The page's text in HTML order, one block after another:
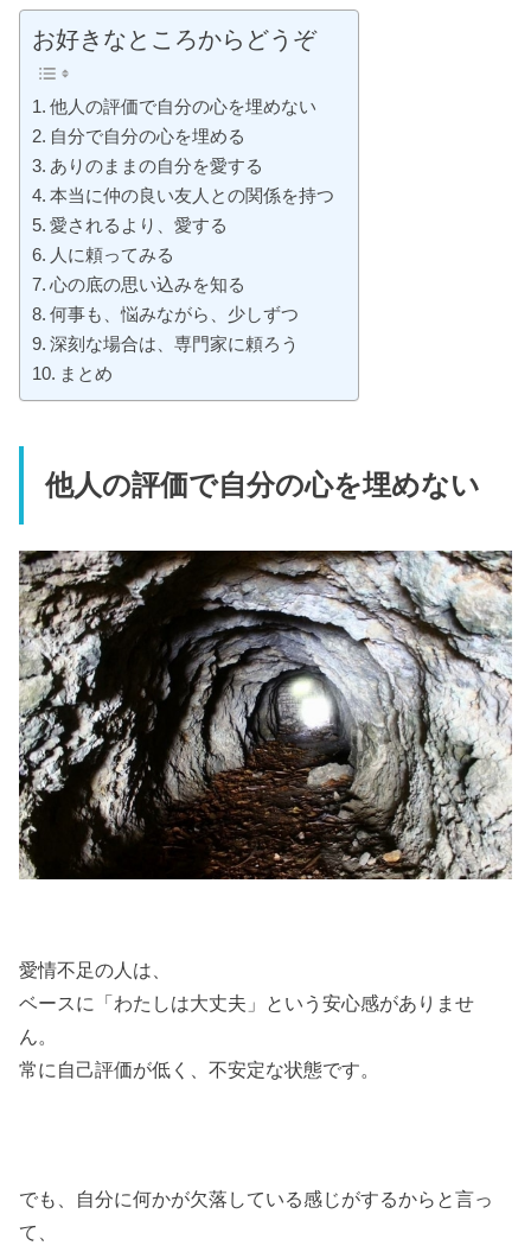
お好きなところからどうぞ
他人の評価で自分の心を埋めない
自分で自分の心を埋める
ありのままの自分を愛する
本当に仲の良い友人との関係を持つ
愛されるより、愛する
人に頼ってみる
心の底の思い込みを知る
何事も、悩みながら、少しずつ
深刻な場合は、専門家に頼ろう
まとめ
他人の評価で自分の心を埋めない
愛情不足の人は、
ベースに「わたしは大丈夫」という安心感がありませ
ん。
常に自己評価が低く、不安定な状態です。
でも、自分に何かが欠落している感じがするからと言っ
て、